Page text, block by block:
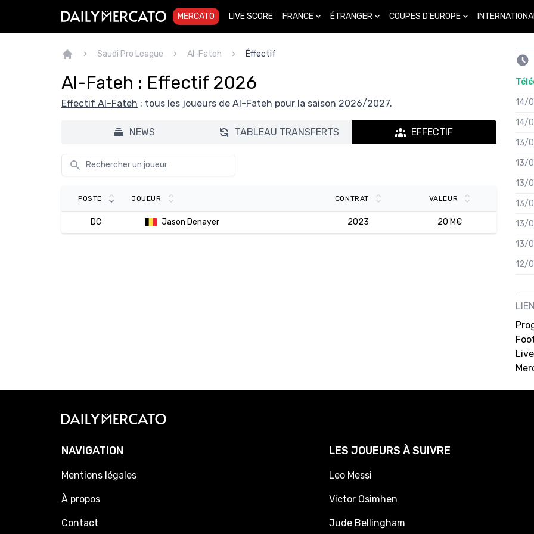
MERCATO LIVE SCORE FRANCE ÉTRANGER COUPES D'EUROPE
Saudi Pro League Al-Fateh Éffectif
Al-Fateh : Effectif 2026
Effectif Al-Fateh : tous les joueurs de Al-Fateh pour la saison 2026/2027.
NEWS TABLEAU TRANSFERTS EFFECTIF
POSTE JOUEUR CONTRAT VALEUR
DC Jason Denayer 2023 20 M€
14/
14/
13/
13/
13/
13/
13/
13/
12/
12/
12/
12/
12/
NAVIGATION
Mentions légales
À propos
Contact
LES JOUEURS À SUIVRE
Leo Messi
Victor Osimhen
Jude Bellingham